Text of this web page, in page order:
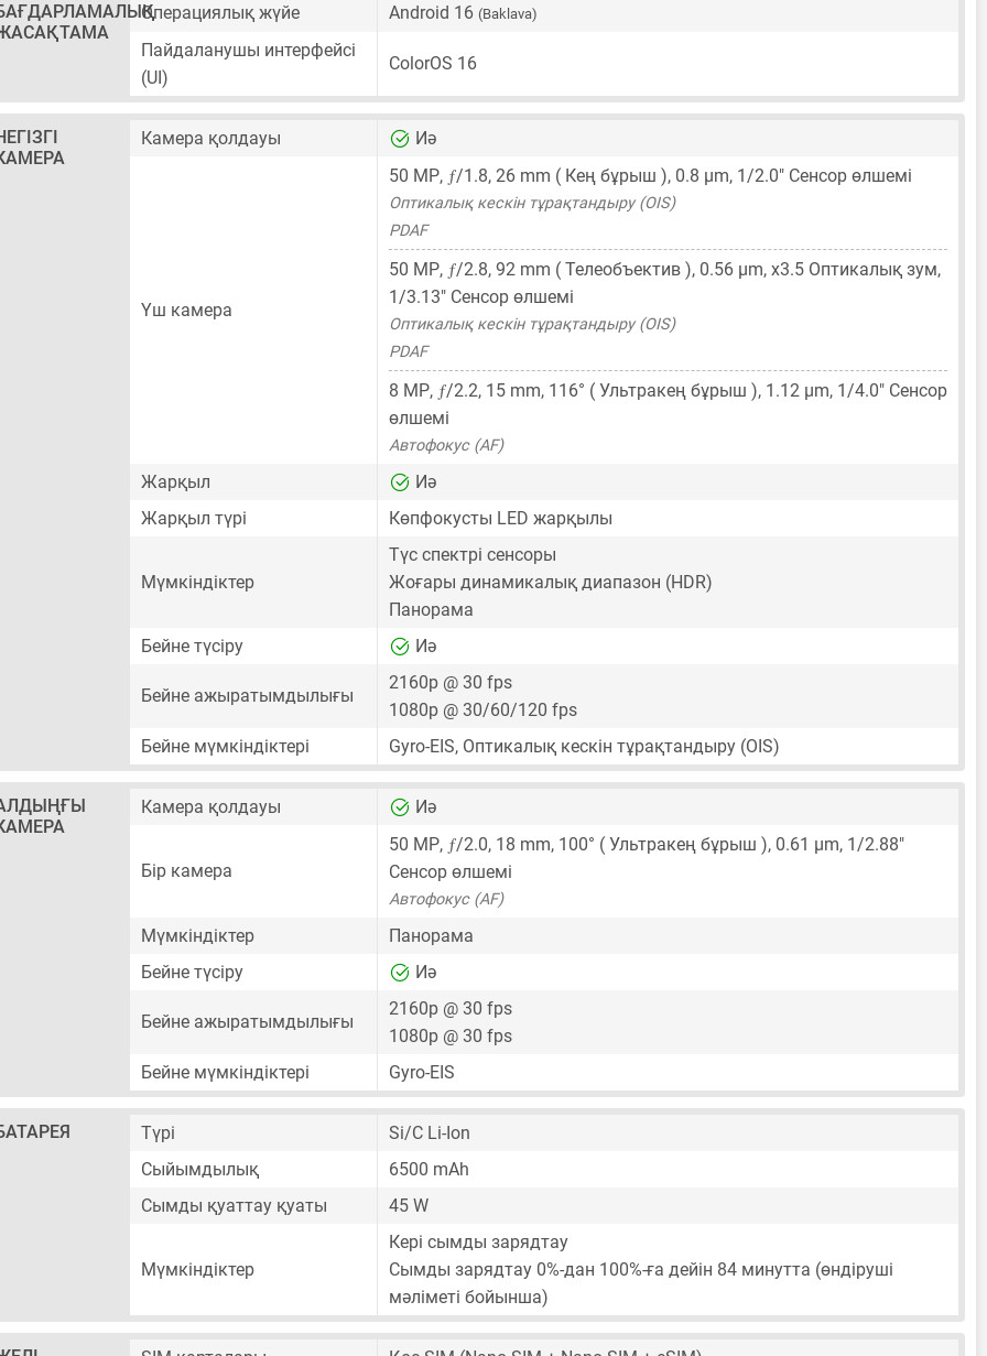
Операциялық жүйе Android 16 (Baklava)
Пайдаланушы интерфейсі
(UI)
ColorOS 16
Камера қолдауы Иә
Үш камера
50 MP, ƒ/1.8, 26 mm ( Кең бұрыш ), 0.8 μm, 1/2.0" Сенсор өлшемі
Оптикалық кескін тұрақтандыру (OIS)
PDAF
50 MP, ƒ/2.8, 92 mm ( Телеобъектив ), 0.56 μm, x3.5 Оптикалық зум,
1/3.13" Сенсор өлшемі
Оптикалық кескін тұрақтандыру (OIS)
PDAF
8 MP, ƒ/2.2, 15 mm, 116° ( Ультракең бұрыш ), 1.12 μm, 1/4.0" Сенсор
өлшемі
Автофокус (AF)
Жарқыл
Иә
Жарқыл түрі
Көпфокусты LED жарқылы
Мүмкіндіктер
Түс спектрі сенсоры
Жоғары динамикалық диапазон (HDR)
Панорама
Бейне түсіру
Иә
Бейне ажыратымдылығы
2160p @ 30 fps
1080p @ 30/60/120 fps
Бейне мүмкіндіктері
Gyro-EIS, Оптикалық кескін тұрақтандыру (OIS)
Камера қолдауы Иә
Бір камера
50 MP, ƒ/2.0, 18 mm, 100° ( Ультракең бұрыш ), 0.61 μm, 1/2.88"
Сенсор өлшемі
Автофокус (AF)
Мүмкіндіктер
Панорама
Бейне түсіру
Иә
Бейне ажыратымдылығы
2160p @ 30 fps
1080p @ 30 fps
Бейне мүмкіндіктері
Gyro-EIS
Түрі
Si/C Li-Ion
Сыйымдылық
6500 mAh
Сымды қуаттау қуаты
45 W
Мүмкіндіктер
Кері сымды зарядтау
Сымды зарядтау 0%-дан 100%-ға дейін 84 минутта (өндіруші
мәліметі бойынша)